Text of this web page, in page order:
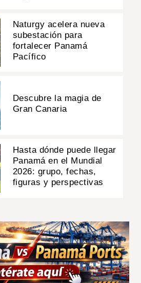
Naturgy acelera nueva
subestación para
fortalecer Panamá
Pacífico
Descubre la magia de
Gran Canaria
Hasta dónde puede llegar
Panamá en el Mundial
2026: grupo, fechas,
figuras y perspectivas